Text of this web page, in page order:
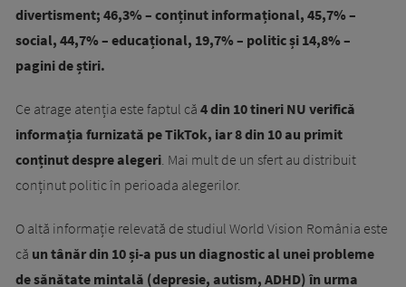
divertisment; 46,3% – conținut informațional, 45,7% –
social, 44,7% – educațional, 19,7% – politic și 14,8% –
pagini de știri.
Ce atrage atenția este faptul că 4 din 10 tineri NU verifică
informația furnizată pe TikTok, iar 8 din 10 au primit
conținut despre alegeri. Mai mult de un sfert au distribuit
conținut politic în perioada alegerilor.
O altă informație relevată de studiul World Vision România este
că un tânăr din 10 și-a pus un diagnostic al unei probleme
de sănătate mintală (depresie, autism, ADHD) în urma